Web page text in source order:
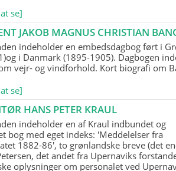
se]
JAKOB MAGNUS CHRISTIAN
indeholder en embedsdagbog ført i
i Danmark (1895-1905). Dagbogen
vejr- og vindforhold. Kort biografi om
se]
HANS PETER KRAUL
indeholder en af Kraul indbundet og
bog med eget indeks: 'Meddelelser fra
1882-86', to grønlandske breve (det
det andet fra Upernaviks
oplysninger om personalet ved